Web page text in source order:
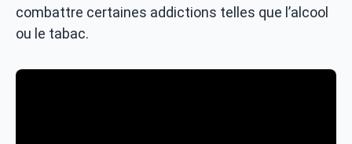
combattre certaines addictions telles que l’alcool
ou le tabac.